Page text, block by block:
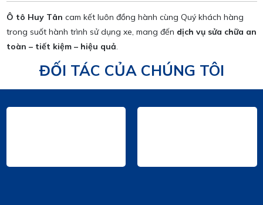
Ô tô Huy Tân cam kết luôn đồng hành cùng Quý khách hàng
trong suốt hành trình sử dụng xe, mang đến dịch vụ sửa chữa an
toàn – tiết kiệm – hiệu quả.
ĐỐI TÁC CỦA CHÚNG TÔI